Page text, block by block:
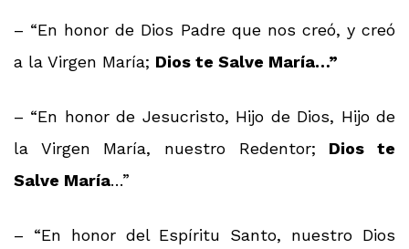
– “En honor de Dios Padre que nos creó, y creó
a la Virgen María; Dios te Salve María…”
– “En honor de Jesucristo, Hijo de Dios, Hijo de
la Virgen María, nuestro Redentor; Dios te
Salve María…”
– “En honor del Espíritu Santo, nuestro Dios